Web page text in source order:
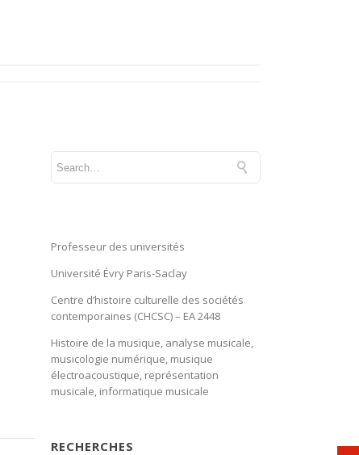
Professeur des universités
Université Évry Paris-Saclay
Centre d’histoire culturelle des sociétés
contemporaines (CHCSC) – EA 2448
Histoire de la musique, analyse musicale,
musicologie numérique, musique
électroacoustique, représentation
musicale, informatique musicale
RECHERCHES